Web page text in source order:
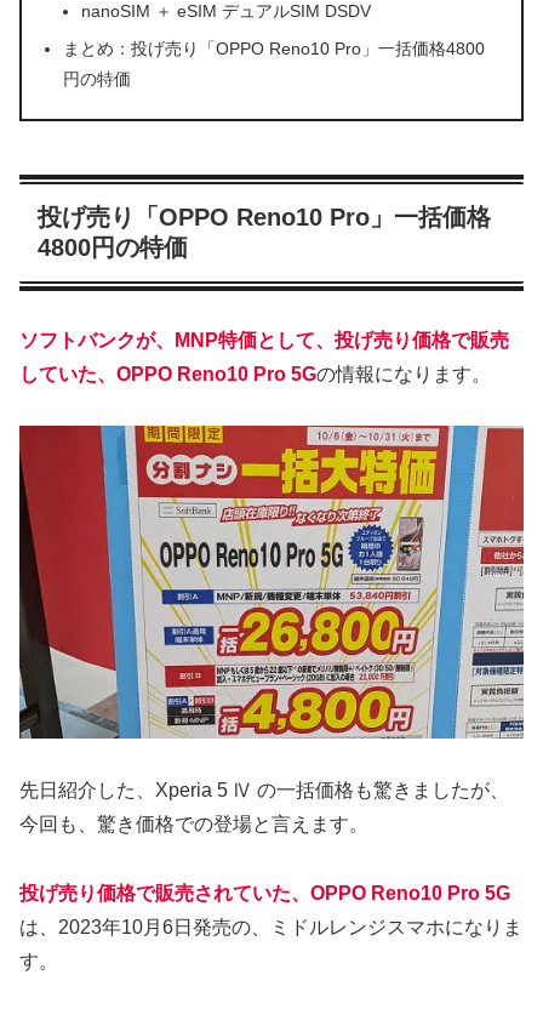
nanoSIM ＋ eSIM デュアルSIM DSDV
まとめ：投げ売り「OPPO Reno10 Pro」一括価格4800
円の特価
投げ売り「OPPO Reno10 Pro」一括価格
4800円の特価
ソフトバンクが、MNP特価として、投げ売り価格で販売
していた、OPPO Reno10 Pro 5Gの情報になります。
先日紹介した、Xperia 5 Ⅳ の一括価格も驚きましたが、
今回も、驚き価格での登場と言えます。
投げ売り価格で販売されていた、OPPO Reno10 Pro 5G
は、2023年10月6日発売の、ミドルレンジスマホになりま
す。